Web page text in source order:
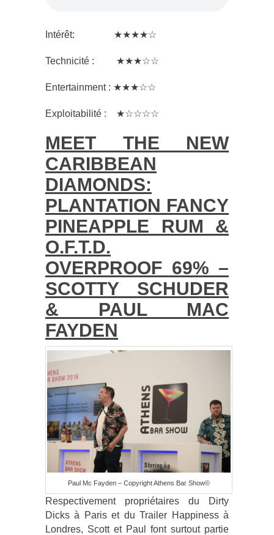
Intérêt: ★★★★☆
Technicité : ★★★☆☆
Entertainment : ★★★☆☆
Exploitabilité : ★☆☆☆☆
MEET THE NEW
CARIBBEAN
DIAMONDS:
PLANTATION FANCY
PINEAPPLE RUM &
O.F.T.D.
OVERPROOF 69% –
SCOTTY SCHUDER
& PAUL MAC
FAYDEN
Paul Mc Fayden – Copyright Athens Bar Show©
Respectivement propriétaires du Dirty
Dicks à Paris et du Trailer Happiness à
Londres, Scott et Paul font surtout partie